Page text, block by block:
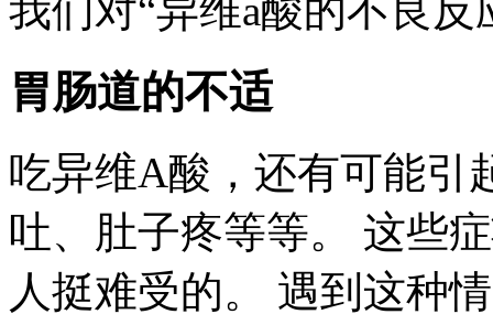
我们对“异维a酸的不良
胃肠道的不适
吃异维A酸，还有可能引
吐、肚子疼等等。 这些
人挺难受的。 遇到这种